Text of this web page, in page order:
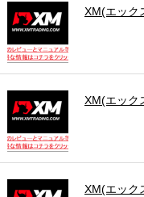
XM(エック
XM(エック
XM(エック